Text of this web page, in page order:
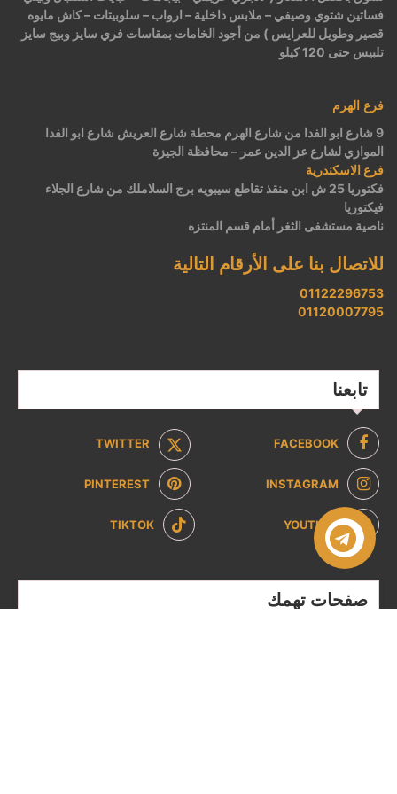
فساتين شتوي وصيفي – ملابس داخلية – ارواب – سلوبيتات – كاش مايوه
قصير وطويل للعرايس ) من أجود الخامات بمقاسات فري سايز وبيج سايز
تلبيس حتى 120 كيلو
فرع الهرم
9 شارع ابو الفدا من شارع الهرم محطة شارع العريش شارع ابو الفدا
الموازي لشارع عز الدين عمر – محافظة الجيزة
فرع الاسكندرية
فكتوريا 25 ش ابن منقذ تقاطع سيبويه برج السلاملك من شارع الجلاء
فيكتوريا
ناصية مستشفى الثغر أمام قسم المنتزه
للاتصال بنا على الأرقام التالية
01122296753
01120007795
تابعنا
FACEBOOK
TWITTER
INSTAGRAM
PINTEREST
YOUTUBE
TIKTOK
صفحات تهمك